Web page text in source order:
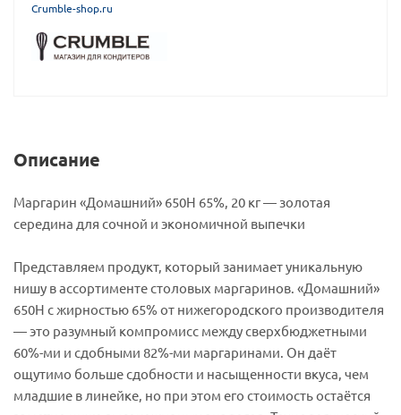
Crumble-shop.ru
Описание
Маргарин «Домашний» 650Н 65%, 20 кг — золотая
середина для сочной и экономичной выпечки
Представляем продукт, который занимает уникальную
нишу в ассортименте столовых маргаринов. «Домашний»
650Н с жирностью 65% от нижегородского производителя
— это разумный компромисс между сверхбюджетными
60%-ми и сдобными 82%-ми маргаринами. Он даёт
ощутимо больше сдобности и насыщенности вкуса, чем
младшие в линейке, но при этом его стоимость остаётся